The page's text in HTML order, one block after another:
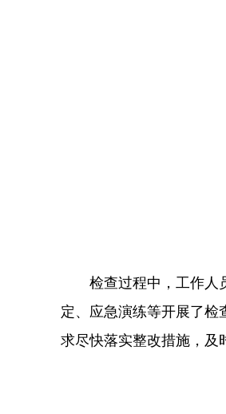
检查过程中，工作人
定、应急演练等开展了检
求尽快落实整改措施，及